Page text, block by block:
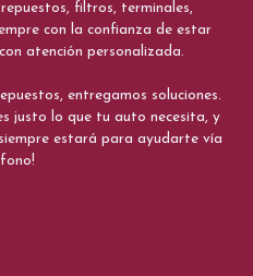
filtros, terminales,
con la confianza de estar
atención personalizada.
entregamos soluciones.
justo lo que tu auto necesita, y
estará para ayudarte vía